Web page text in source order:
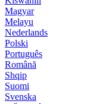
Magyar
Melayu
Nederlands
Polski
Português
Română
Shqip
Suomi
Svenska